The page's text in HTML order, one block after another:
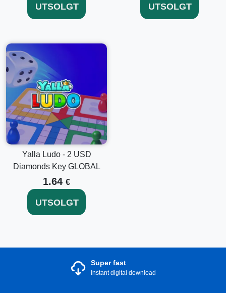
dykk inn i en rikere, mer givende spillreise. Kjøp nå og heve
Yalla Ludo-spillet ditt som aldri før!
UTSOLGT UTSOLGT
Yalla Ludo - 2 USD
Diamonds Key GLOBAL
1.64 €
UTSOLGT
Super fast
Instant digital download